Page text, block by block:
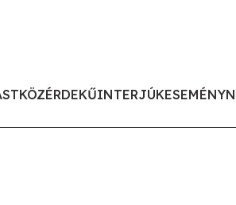
KÖZÉRDEKŰINTERJÚK